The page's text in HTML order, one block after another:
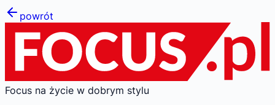
powrót
Focus na życie w dobrym stylu